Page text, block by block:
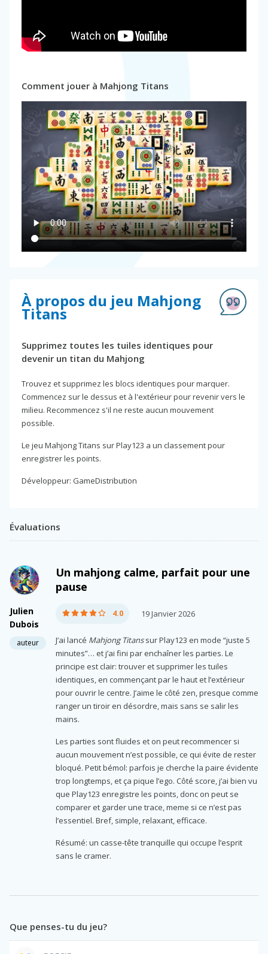
Comment jouer à Mahjong Titans
À propos du jeu Mahjong
Titans
Supprimez toutes les tuiles identiques pour
devenir un titan du Mahjong
Trouvez et supprimez les blocs identiques pour marquer.
Commencez sur le dessus et à l'extérieur pour revenir vers le
milieu. Recommencez s'il ne reste aucun mouvement
possible.
Le jeu Mahjong Titans sur Play123 a un classement pour
enregistrer les points.
Développeur: GameDistribution
Évaluations
Julien
Dubois
auteur
Un mahjong calme, parfait pour une
pause
4.0 19 Janvier 2026
J’ai lancé Mahjong Titanssur Play123 en mode “juste 5
minutes”… et j’ai fini par enchaîner les parties. Le
principe est clair: trouver et supprimer les tuiles
identiques, en commençant par le haut et l’extérieur
pour ouvrir le centre. J’aime le côté zen, presque comme
ranger un tiroir en désordre, mais sans se salir les
mains.
Les parties sont fluides et on peut recommencer si
aucun mouvement n’est possible, ce qui évite de rester
bloqué. Petit bémol: parfois je cherche la paire évidente
trop longtemps, et ça pique l’ego. Côté score, j’ai bien vu
que Play123 enregistre les points, donc on peut se
comparer et garder une trace, meme si ce n’est pas
l’essentiel. Bref, simple, relaxant, efficace.
Résumé: un casse-tête tranquille qui occupe l’esprit
sans le cramer.
Que penses-tu du jeu?